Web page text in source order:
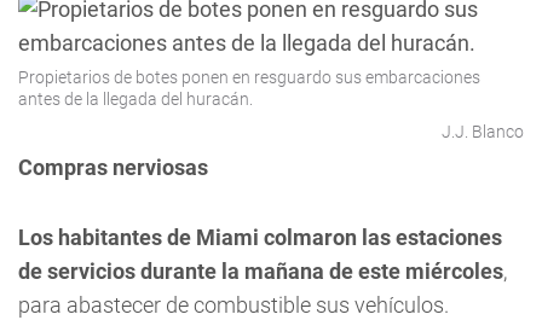
Propietarios de botes ponen en resguardo sus embarcaciones
antes de la llegada del huracán.
J.J. Blanco
Compras nerviosas
Los habitantes de Miami colmaron las estaciones
de servicios durante la mañana de este miércoles,
para abastecer de combustible sus vehículos.